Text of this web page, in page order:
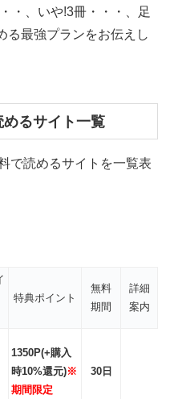
・、いや!3冊・・・、足
る最強プランをお伝えし
るサイト一覧
で読めるサイトを一覧表
特典ポイント
無料
期間
詳細
案内
1350P(+購入
時10%還元)※
期間限定
30日